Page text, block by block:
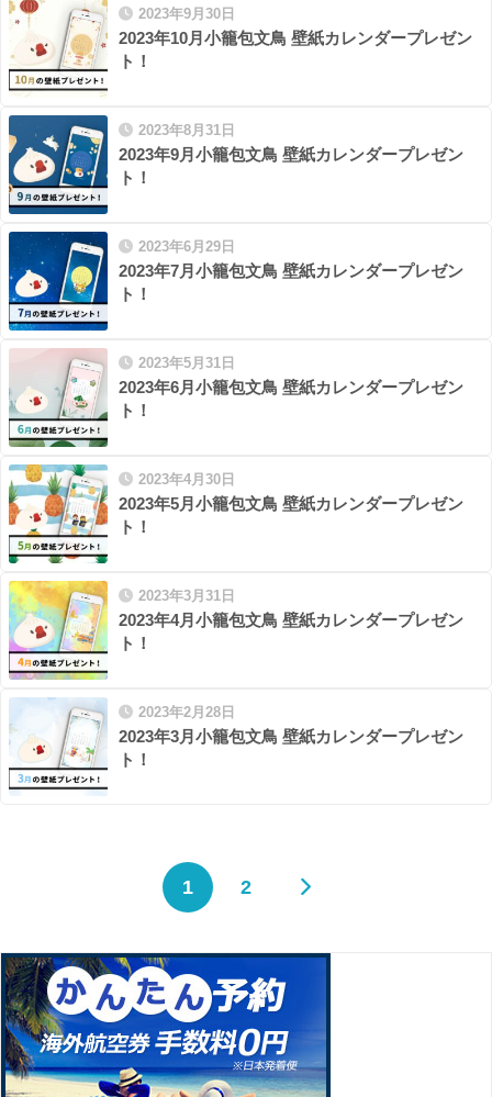
2023年9月30日
2023年10月小籠包文鳥 壁紙カレンダープレゼン
ト！
2023年8月31日
2023年9月小籠包文鳥 壁紙カレンダープレゼン
ト！
2023年6月29日
2023年7月小籠包文鳥 壁紙カレンダープレゼン
ト！
2023年5月31日
2023年6月小籠包文鳥 壁紙カレンダープレゼン
ト！
2023年4月30日
2023年5月小籠包文鳥 壁紙カレンダープレゼン
ト！
2023年3月31日
2023年4月小籠包文鳥 壁紙カレンダープレゼン
ト！
2023年2月28日
2023年3月小籠包文鳥 壁紙カレンダープレゼン
ト！
1 2